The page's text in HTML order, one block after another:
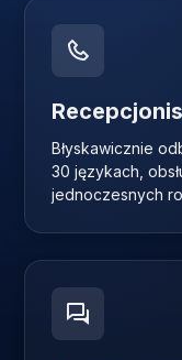
Błyskawicznie
30 językach,
jednoczesnych